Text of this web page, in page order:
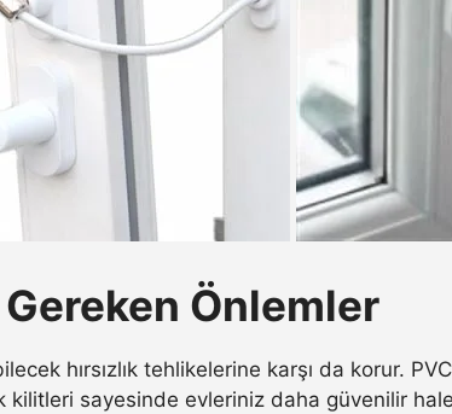
Önlemler
hırsızlık tehlikelerine karşı da korur.
sayesinde evleriniz daha güvenilir